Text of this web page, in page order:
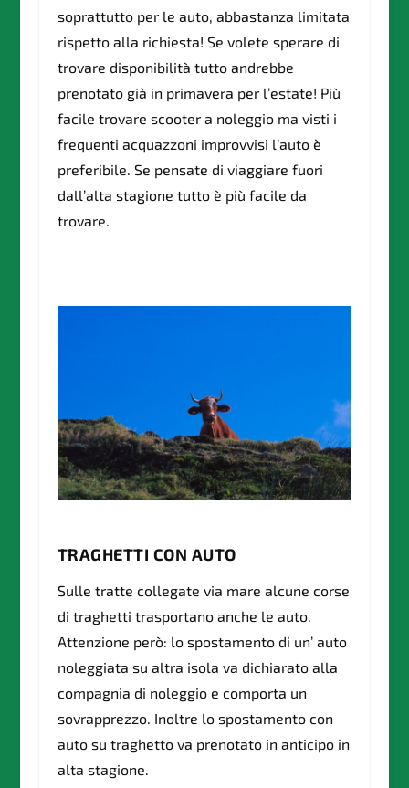
soprattutto per le auto, abbastanza limitata
rispetto alla richiesta! Se volete sperare di
trovare disponibilità tutto andrebbe
prenotato già in primavera per l’estate! Più
facile trovare scooter a noleggio ma visti i
frequenti acquazzoni improvvisi l’auto è
preferibile. Se pensate di viaggiare fuori
dall’alta stagione tutto è più facile da
trovare.
TRAGHETTI CON AUTO
Sulle tratte collegate via mare alcune corse
di traghetti trasportano anche le auto.
Attenzione però: lo spostamento di un’ auto
noleggiata su altra isola va dichiarato alla
compagnia di noleggio e comporta un
sovrapprezzo. Inoltre lo spostamento con
auto su traghetto va prenotato in anticipo in
alta stagione.